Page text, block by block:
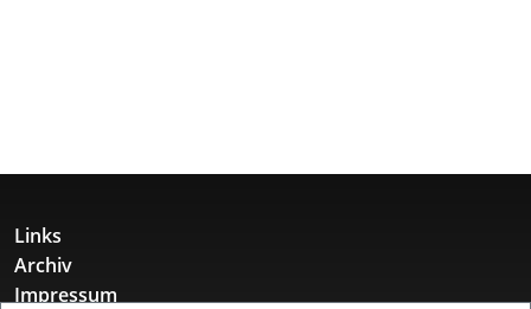
Links
Archiv
Impressum